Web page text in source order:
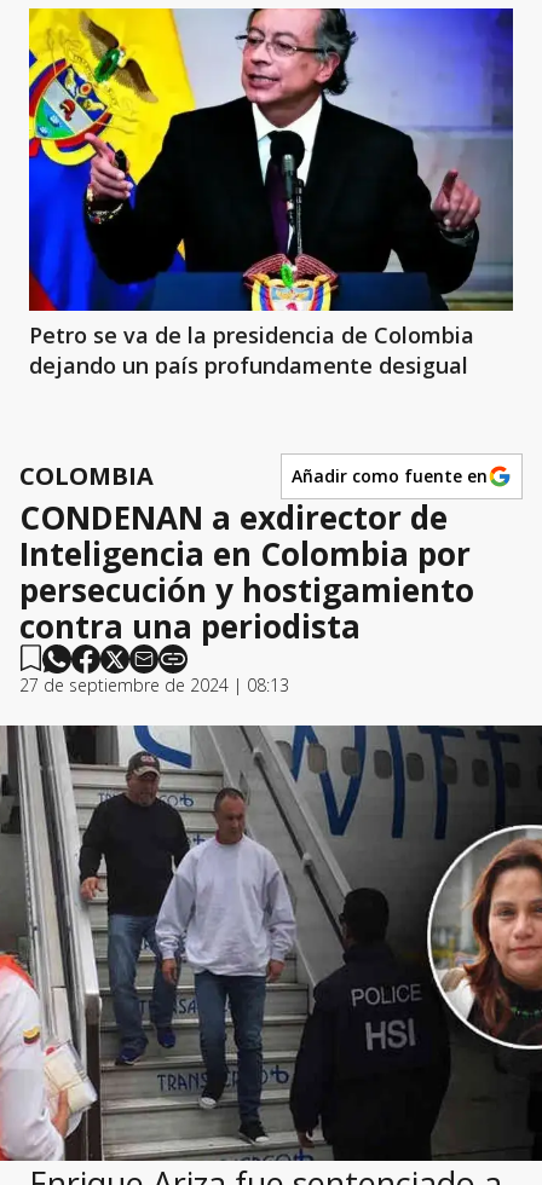
Petro se va de la presidencia de Colombia
dejando un país profundamente desigual
COLOMBIA Añadir como fuente en
CONDENAN a exdirector de
Inteligencia en Colombia por
persecución y hostigamiento
contra una periodista
27 de septiembre de 2024 | 08:13